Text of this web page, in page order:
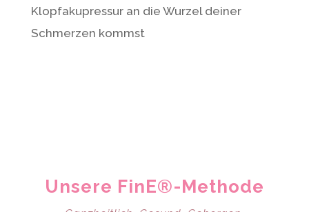
Klopfakupressur an die Wurzel deiner
Schmerzen kommst
Unsere FinE®-Methode